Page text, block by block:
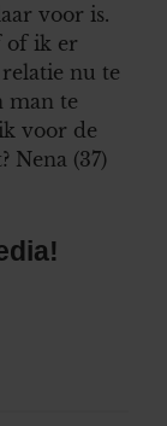
voor is.
of ik er
nu te
man te
voor de
Nena (37)